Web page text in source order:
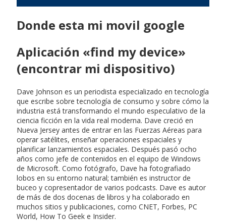
Donde esta mi movil google
Aplicación «find my device»
(encontrar mi dispositivo)
Dave Johnson es un periodista especializado en tecnología
que escribe sobre tecnología de consumo y sobre cómo la
industria está transformando el mundo especulativo de la
ciencia ficción en la vida real moderna. Dave creció en
Nueva Jersey antes de entrar en las Fuerzas Aéreas para
operar satélites, enseñar operaciones espaciales y
planificar lanzamientos espaciales. Después pasó ocho
años como jefe de contenidos en el equipo de Windows
de Microsoft. Como fotógrafo, Dave ha fotografiado
lobos en su entorno natural; también es instructor de
buceo y copresentador de varios podcasts. Dave es autor
de más de dos docenas de libros y ha colaborado en
muchos sitios y publicaciones, como CNET, Forbes, PC
World, How To Geek e Insider.